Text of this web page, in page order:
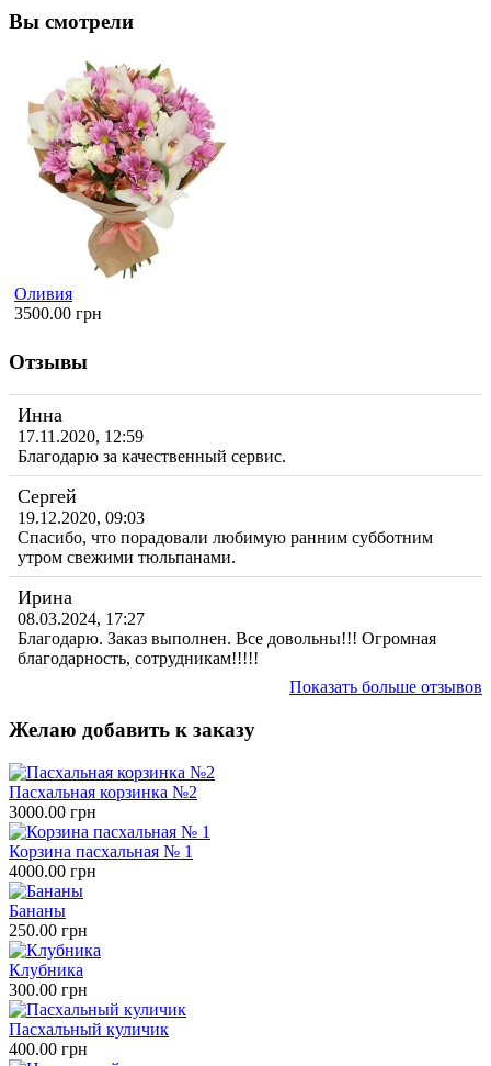
Вы смотрели
Оливия
3500.00 грн
Отзывы
Инна
17.11.2020, 12:59
Благодарю за качественный сервис.
Сергей
19.12.2020, 09:03
Спасибо, что порадовали любимую ранним субботним
утром свежими тюльпанами.
Ирина
08.03.2024, 17:27
Благодарю. Заказ выполнен. Все довольны!!! Огромная
благодарность, сотрудникам!!!!!
Показать больше отзывов
Желаю добавить к заказу
Пасхальная корзинка №2
3000.00 грн
Корзина пасхальная № 1
4000.00 грн
Бананы
250.00 грн
Клубника
300.00 грн
Пасхальный куличик
400.00 грн